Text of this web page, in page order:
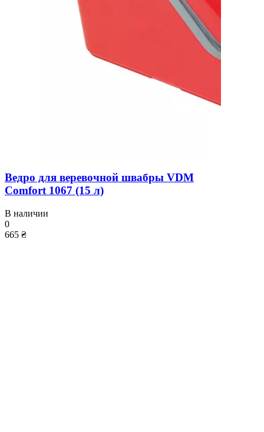
Ведро для веревочной швабры VDM
Comfort 1067 (15 л)
В наличии
0
665 ₴